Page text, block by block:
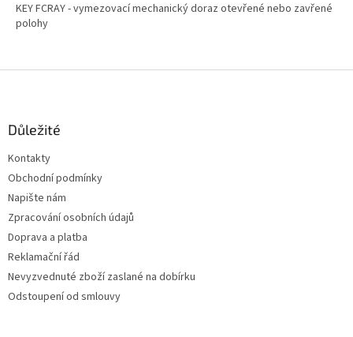
KEY FCRAY - vymezovací mechanický doraz otevřené nebo zavřené
polohy
Důležité
Kontakty
Obchodní podmínky
Napište nám
Zpracování osobních údajů
Doprava a platba
Reklamační řád
Nevyzvednuté zboží zaslané na dobírku
Odstoupení od smlouvy